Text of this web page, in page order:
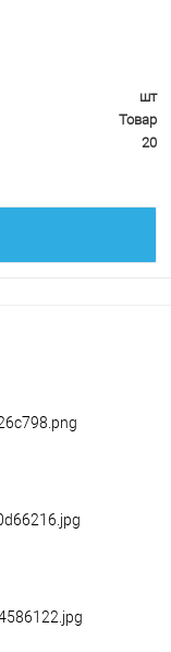
шт
Товар
20